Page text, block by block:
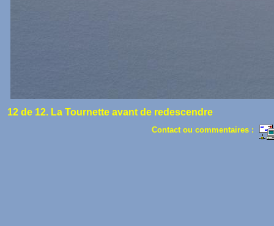
12 de 12. La Tournette avant de redescendre
Contact ou commentaires :